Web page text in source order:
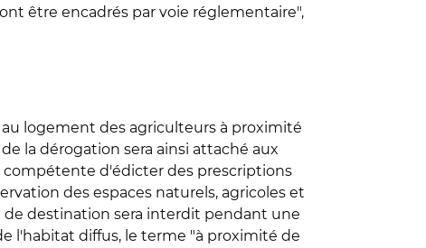
être encadrés par voie réglementaire",
logement des agriculteurs à proximité
la dérogation sera ainsi attaché aux
compétente d'édicter des prescriptions
des espaces naturels, agricoles et
destination sera interdit pendant une
l'habitat diffus, le terme "à proximité de